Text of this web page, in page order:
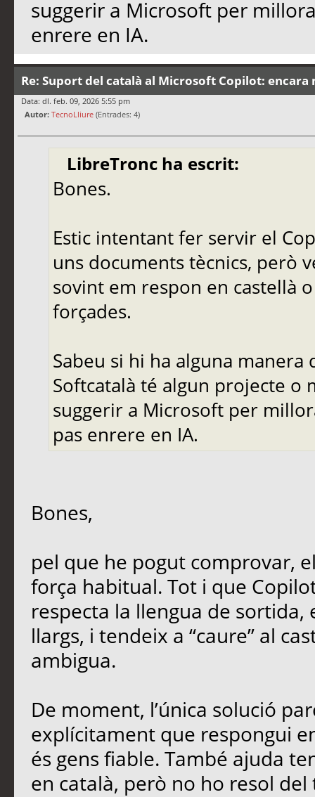
suggerir a Microsoft per
enrere en IA.
Re: Suport del català al Microsoft Copilot:
Data: dl. feb. 09, 2026 5:55 pm
Autor: TecnoLliure (Entrades: 4)
LibreTronc ha escrit:
Bones.
Estic intentant fer servir el
uns documents tècnics, però
sovint em respon en castellà
forçades.
Sabeu si hi ha alguna
Softcatalà té algun projecte o
suggerir a Microsoft per
pas enrere en IA.
Bones,
pel que he pogut comprovar,
força habitual. Tot i que
respecta la llengua de
llargs, i tendeix a “caure” al
ambigua.
De moment, l’única solució
explícitament que respongui
és gens fiable. També ajuda
en català, però no ho resol del